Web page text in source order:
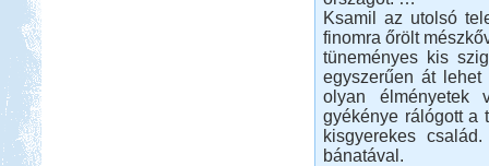
Ksamil az utolsó
finomra őrölt
tüneményes kis
egyszerűen át
olyan élményetek
gyékénye rálógott a
kisgyerekes
bánatával.